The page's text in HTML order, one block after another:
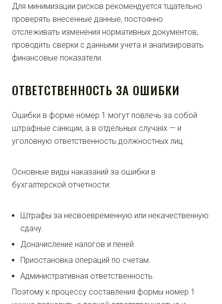
Для минимизации рисков рекомендуется тщательно
проверять внесенные данные, постоянно
отслеживать изменения нормативных документов,
проводить сверки с данными учета и анализировать
финансовые показатели.
ОТВЕТСТВЕННОСТЬ ЗА ОШИБКИ
Ошибки в форме номер 1 могут повлечь за собой
штрафные санкции, а в отдельных случаях — и
уголовную ответственность должностных лиц.
Основные виды наказаний за ошибки в
бухгалтерской отчетности:
Штрафы за несвоевременную или некачественную
сдачу.
Доначисление налогов и пеней.
Приостановка операций по счетам.
Административная ответственность.
Поэтому к процессу составления формы номер 1